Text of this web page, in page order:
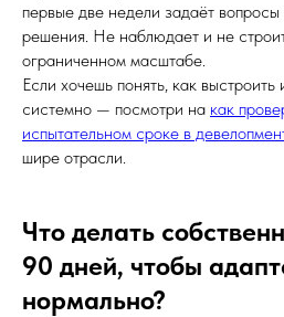
первые две недели задаёт
решения. Не наблюдает и не
ограниченном масштабе.
Если хочешь понять, как
системно — посмотри на как
испытательном сроке в
шире отрасли.
Что делать
90 дней, чтобы
нормально?